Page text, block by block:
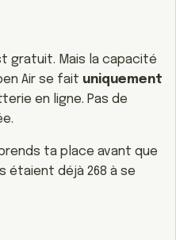
gratuit. Mais la capacité
Air se fait uniquement
en ligne. Pas de
ta place avant que
étaient déjà 268 à se